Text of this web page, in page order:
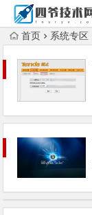
首页 系统专区